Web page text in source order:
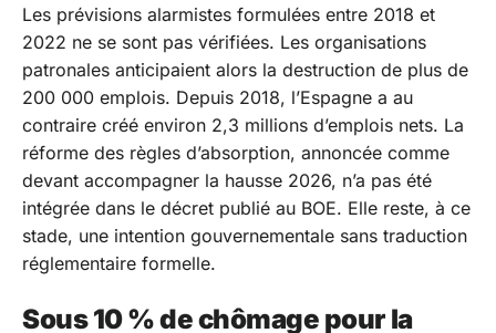
Les prévisions alarmistes formulées entre 2018 et
2022 ne se sont pas vérifiées. Les organisations
patronales anticipaient alors la destruction de plus de
200 000 emplois. Depuis 2018, l’Espagne a au
contraire créé environ 2,3 millions d’emplois nets. La
réforme des règles d’absorption, annoncée comme
devant accompagner la hausse 2026, n’a pas été
intégrée dans le décret publié au BOE. Elle reste, à ce
stade, une intention gouvernementale sans traduction
réglementaire formelle.
Sous 10 % de chômage pour la